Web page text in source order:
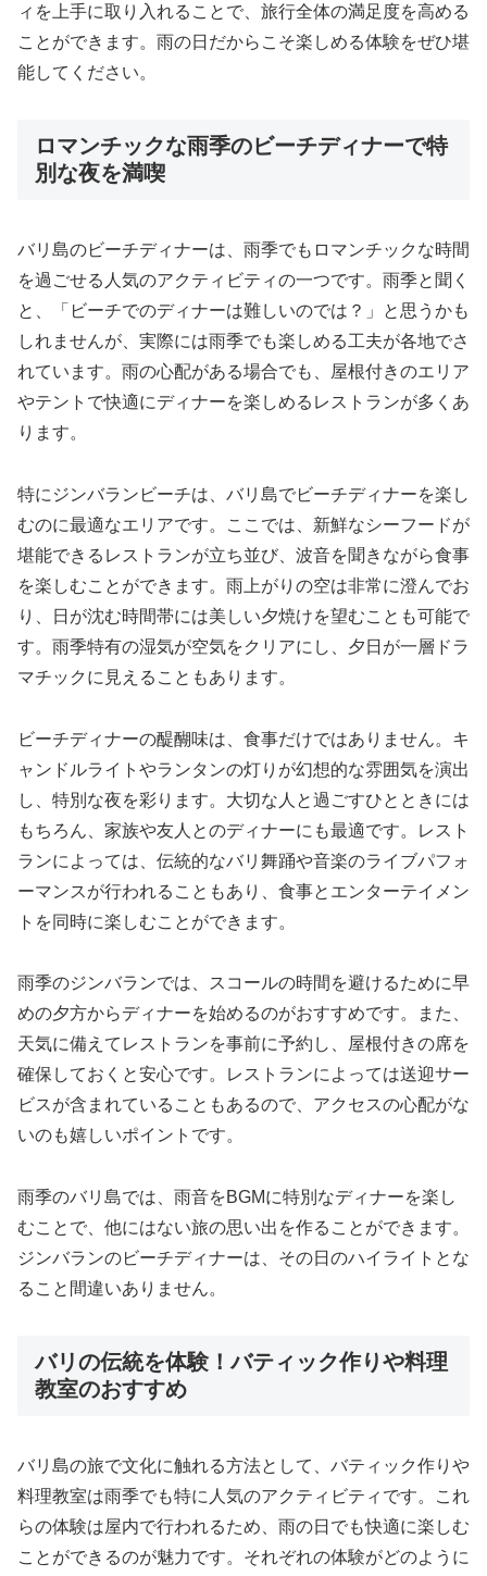
ィを上手に取り入れることで、旅行全体の満足度を高める
ことができます。雨の日だからこそ楽しめる体験をぜひ堪
能してください。
ロマンチックな雨季のビーチディナーで特
別な夜を満喫
バリ島のビーチディナーは、雨季でもロマンチックな時間
を過ごせる人気のアクティビティの一つです。雨季と聞く
と、「ビーチでのディナーは難しいのでは？」と思うかも
しれませんが、実際には雨季でも楽しめる工夫が各地でさ
れています。雨の心配がある場合でも、屋根付きのエリア
やテントで快適にディナーを楽しめるレストランが多くあ
ります。
特にジンバランビーチは、バリ島でビーチディナーを楽し
むのに最適なエリアです。ここでは、新鮮なシーフードが
堪能できるレストランが立ち並び、波音を聞きながら食事
を楽しむことができます。雨上がりの空は非常に澄んでお
り、日が沈む時間帯には美しい夕焼けを望むことも可能で
す。雨季特有の湿気が空気をクリアにし、夕日が一層ドラ
マチックに見えることもあります。
ビーチディナーの醍醐味は、食事だけではありません。キ
ャンドルライトやランタンの灯りが幻想的な雰囲気を演出
し、特別な夜を彩ります。大切な人と過ごすひとときには
もちろん、家族や友人とのディナーにも最適です。レスト
ランによっては、伝統的なバリ舞踊や音楽のライブパフォ
ーマンスが行われることもあり、食事とエンターテイメン
トを同時に楽しむことができます。
雨季のジンバランでは、スコールの時間を避けるために早
めの夕方からディナーを始めるのがおすすめです。また、
天気に備えてレストランを事前に予約し、屋根付きの席を
確保しておくと安心です。レストランによっては送迎サー
ビスが含まれていることもあるので、アクセスの心配がな
いのも嬉しいポイントです。
雨季のバリ島では、雨音をBGMに特別なディナーを楽し
むことで、他にはない旅の思い出を作ることができます。
ジンバランのビーチディナーは、その日のハイライトとな
ること間違いありません。
バリの伝統を体験！バティック作りや料理
教室のおすすめ
バリ島の旅で文化に触れる方法として、バティック作りや
料理教室は雨季でも特に人気のアクティビティです。これ
らの体験は屋内で行われるため、雨の日でも快適に楽しむ
ことができるのが魅力です。それぞれの体験がどのように